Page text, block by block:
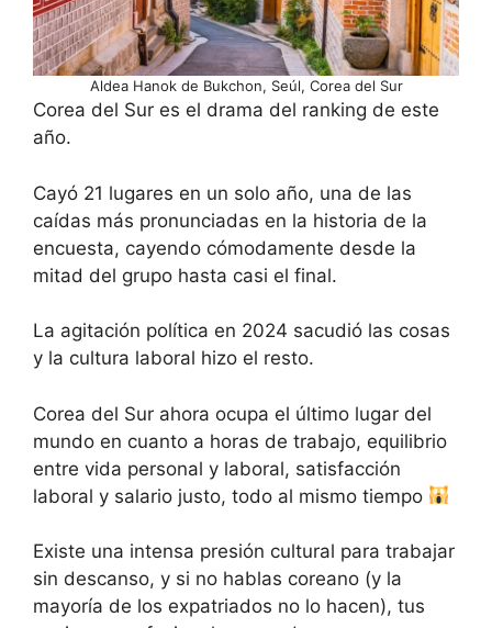
Aldea Hanok de Bukchon, Seúl, Corea del Sur
Corea del Sur es el drama del ranking de este
año.
Cayó 21 lugares en un solo año, una de las
caídas más pronunciadas en la historia de la
encuesta, cayendo cómodamente desde la
mitad del grupo hasta casi el final.
La agitación política en 2024 sacudió las cosas
y la cultura laboral hizo el resto.
Corea del Sur ahora ocupa el último lugar del
mundo en cuanto a horas de trabajo, equilibrio
entre vida personal y laboral, satisfacción
laboral y salario justo, todo al mismo tiempo
Existe una intensa presión cultural para trabajar
sin descanso, y si no hablas coreano (y la
mayoría de los expatriados no lo hacen), tus